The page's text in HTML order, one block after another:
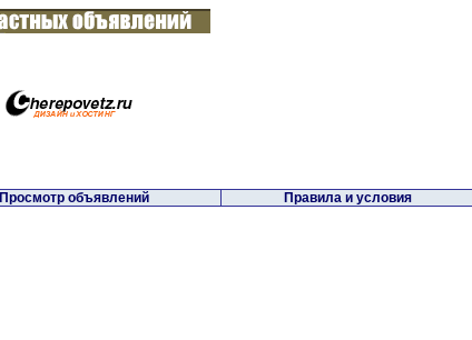
Просмотр объявлений Правила и условия